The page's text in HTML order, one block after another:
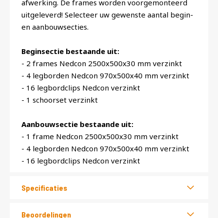
afwerking. De frames worden voorgemonteerd
uitgeleverd! Selecteer uw gewenste aantal begin-
en aanbouwsecties.
Beginsectie bestaande uit:
- 2 frames Nedcon 2500x500x30 mm verzinkt
- 4 legborden Nedcon 970x500x40 mm verzinkt
- 16 legbordclips Nedcon verzinkt
- 1 schoorset verzinkt
Aanbouwsectie bestaande uit:
- 1 frame Nedcon 2500x500x30 mm verzinkt
- 4 legborden Nedcon 970x500x40 mm verzinkt
- 16 legbordclips Nedcon verzinkt
Specificaties
Beoordelingen